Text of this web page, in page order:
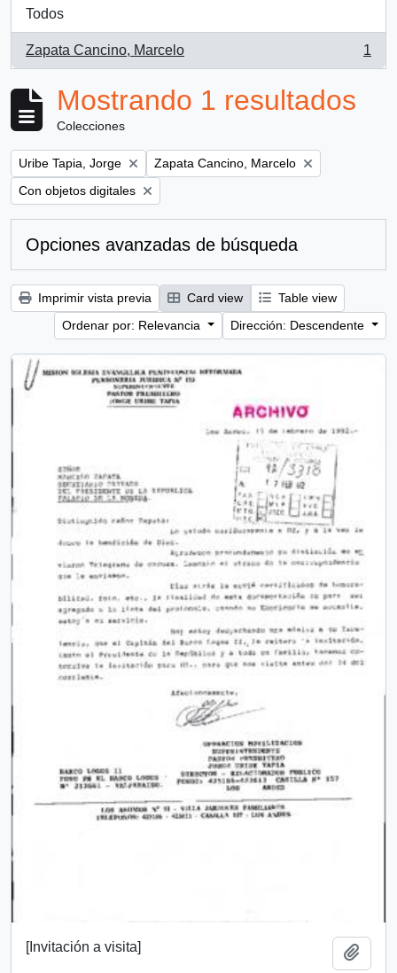
Todos
Zapata Cancino, Marcelo
, 1 resultados
1
Mostrando 1 resultados
Colecciones
Remove filter:
Uribe Tapia, Jorge Remove filter:
Zapata Cancino, Marcelo
Remove filter:
Con objetos digitales
Opciones avanzadas de búsqueda
Imprimir vista previa Card view
Table view
Ordenar por: Relevancia
Dirección: Descendente
[Invitación a visita]